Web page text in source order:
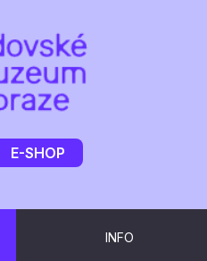
E-SHOP
INFO